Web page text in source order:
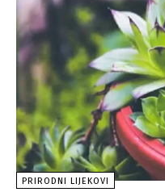
PRIRODNI LIJEKOVI